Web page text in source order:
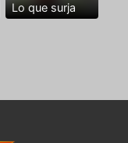
Lo que surja